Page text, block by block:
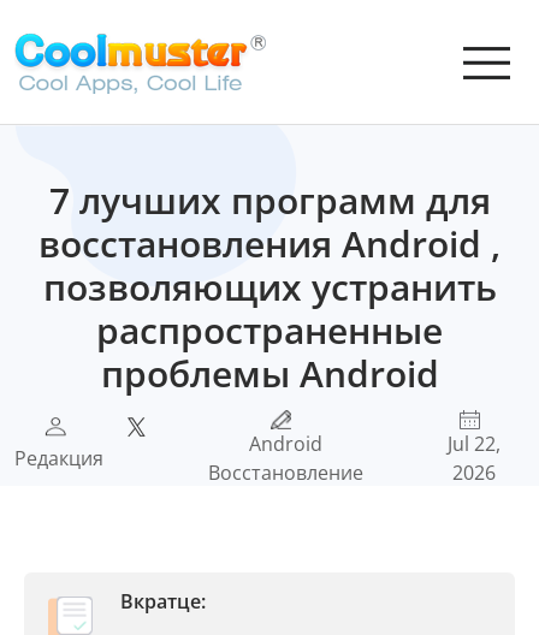
7 лучших программ для
восстановления Android ,
позволяющих устранить
распространенные
проблемы Android
Редакция
Android
Восстановление
Jul 22,
2026
Вкратце: